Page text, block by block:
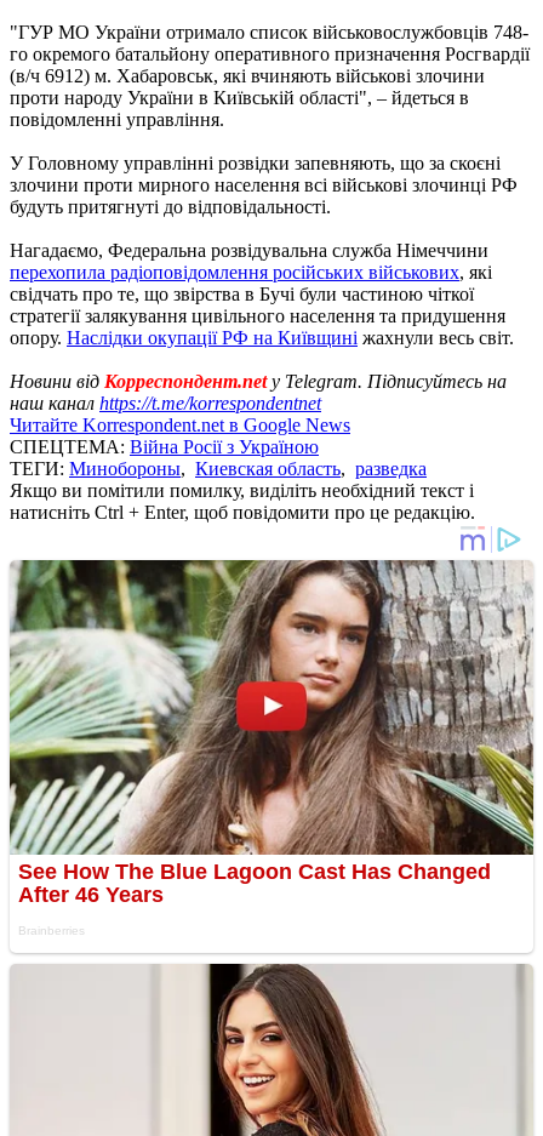
"ГУР МО України отримало список військовослужбовців 748-
го окремого батальйону оперативного призначення Росгвардії
(в/ч 6912) м. Хабаровськ, які вчиняють військові злочини
проти народу України в Київській області", – йдеться в
повідомленні управління.
У Головному управлінні розвідки запевняють, що за скоєні
злочини проти мирного населення всі військові злочинці РФ
будуть притягнуті до відповідальності.
Нагадаємо, Федеральна розвідувальна служба Німеччини
перехопила радіоповідомлення російських військових, які
свідчать про те, що звірства в Бучі були частиною чіткої
стратегії залякування цивільного населення та придушення
опору. Наслідки окупації РФ на Київщині жахнули весь світ.
Новини від Корреспондент.netу Telegram. Підписуйтесь на
наш канал https://t.me/korrespondentnet
Читайте Korrespondent.net в Google News
СПЕЦТЕМА: Війна Росії з Україною
ТЕГИ: Минобороны, Киевская область, разведка
Якщо ви помітили помилку, виділіть необхідний текст і
натисніть Ctrl + Enter, щоб повідомити про це редакцію.